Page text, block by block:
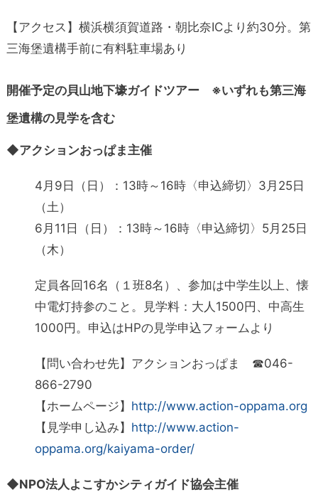
【アクセス】横浜横須賀道路・朝比奈ICより約30分。第
三海堡遺構手前に有料駐車場あり
開催予定の貝山地下壕ガイドツアー ※いずれも第三海
堡遺構の見学を含む
◆アクションおっぱま主催
4月9日（日）：13時～16時〈申込締切〉3月25日
（土）
6月11日（日）：13時～16時〈申込締切〉5月25日
（木）
定員各回16名（１班8名）、参加は中学生以上、懐
中電灯持参のこと。見学料：大人1500円、中高生
1000円。申込はHPの見学申込フォームより
【問い合わせ先】アクションおっぱま ☎046-
866-2790
【ホームページ】 http://www.action-oppama.org
【見学申し込み】 http://www.action-
oppama.org/kaiyama-order/
◆NPO法人よこすかシティガイド協会主催